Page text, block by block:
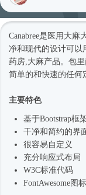
Canabree是医用大麻
净和现代的设计可以
药房,大麻产品。包
简单的和快速的任何
主要特色
基于Bootstrap框
干净和简约的界
很容易自定义
充分响应式布局
W3C标准代码
FontAwesome图标